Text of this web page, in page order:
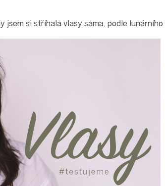
jsem si stříhala vlasy sama, podle lunárního